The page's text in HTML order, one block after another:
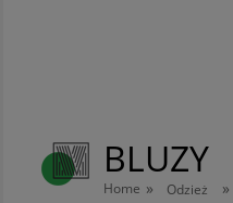
BLUZY
Home » Odzież »